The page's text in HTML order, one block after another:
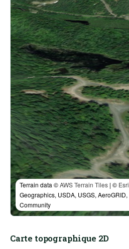
Terrain data ©AWS Terrain Tiles | © Esri
Geographics, USDA, USGS, AeroGRID,
Community
Carte topographique 2D